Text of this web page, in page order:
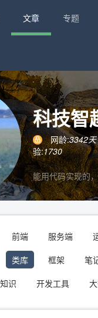
文章 专题
科技智
网龄:3342天
验:1730
能用代码实现的
前端 服务端
类库 框架
笔
识 开发工具